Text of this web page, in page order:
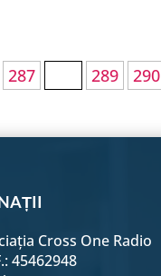
287 289 290
Cross One Radio
45462948